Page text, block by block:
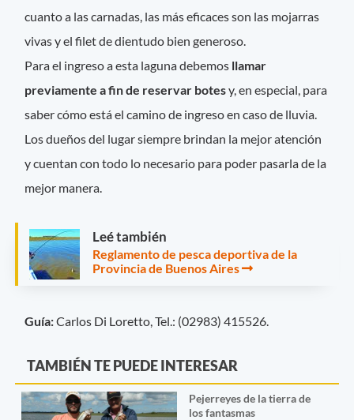
cuanto a las carnadas, las más eficaces son las mojarras
vivas y el filet de dientudo bien generoso.
Para el ingreso a esta laguna debemos llamar
previamente a fin de reservar botesy, en especial, para
saber cómo está el camino de ingreso en caso de lluvia.
Los dueños del lugar siempre brindan la mejor atención
y cuentan con todo lo necesario para poder pasarla de la
mejor manera.
Leé también
Reglamento de pesca deportiva de la
Provincia de Buenos Aires
Guía:Carlos Di Loretto, Tel.: (02983) 415526.
TAMBIÉN TE PUEDE INTERESAR
Pejerreyes de la tierra de
los fantasmas